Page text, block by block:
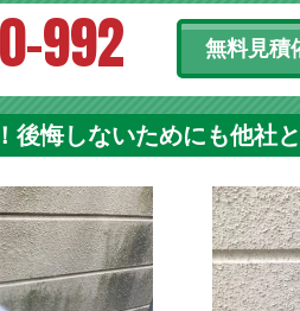
992 無料見積
後悔しないためにも他社